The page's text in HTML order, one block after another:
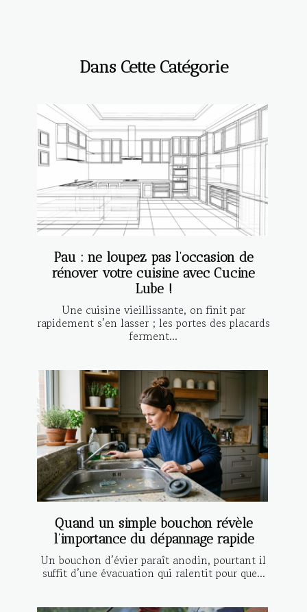
Dans Cette Catégorie
Pau : ne loupez pas l’occasion de
rénover votre cuisine avec Cucine
Lube !
Une cuisine vieillissante, on finit par
rapidement s’en lasser ; les portes des placards
ferment...
Quand un simple bouchon révèle
l’importance du dépannage rapide
Un bouchon d’évier paraît anodin, pourtant il
suffit d’une évacuation qui ralentit pour que...